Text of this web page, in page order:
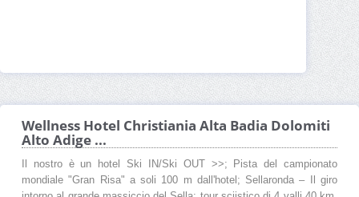
Wellness Hotel Christiania Alta Badia Dolomiti
Alto Adige ...
Il nostro è un hotel Ski IN/Ski OUT >>; Pista del campionato
mondiale "Gran Risa" a soli 100 m dall'hotel; Sellaronda – Il giro